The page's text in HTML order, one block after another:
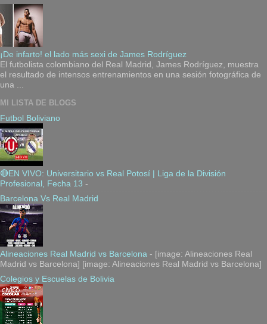
¡De infarto! el lado más sexi de James Rodríguez
El futbolista colombiano del Real Madrid, James Rodríguez, muestra
el resultado de intensos entrenamientos en una sesión fotográfica de
una ...
MI LISTA DE BLOGS
Futbol Boliviano
🔴EN VIVO: Universitario vs Real Potosí | Liga de la División
Profesional, Fecha 13 -
Barcelona Vs Real Madrid
Alineaciones Real Madrid vs Barcelona - [image: Alineaciones Real
Madrid vs Barcelona] [image: Alineaciones Real Madrid vs Barcelona]
Colegios y Escuelas de Bolivia